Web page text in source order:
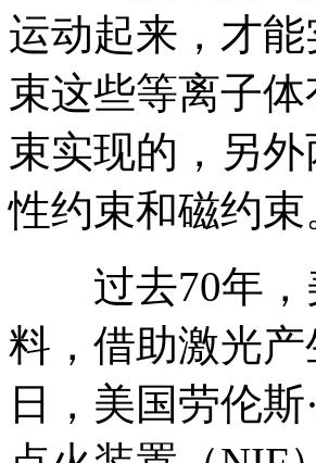
运动起来，才
束这些等离子
束实现的，另
性约束和磁约束
过去70年，
料，借助激光
日，美国劳伦